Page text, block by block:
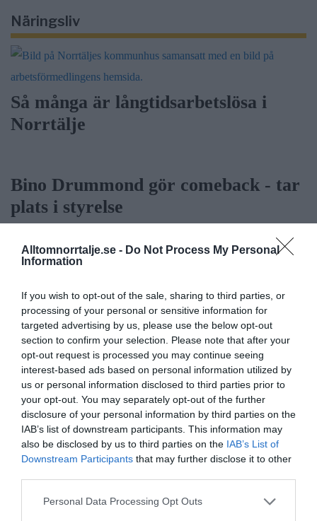
Alltomnorrtalje.se - Do Not Process My Personal
Information
If you wish to opt-out of the sale, sharing to third parties, or
processing of your personal or sensitive information for
targeted advertising by us, please use the below opt-out
section to confirm your selection. Please note that after your
opt-out request is processed you may continue seeing
interest-based ads based on personal information utilized by
us or personal information disclosed to third parties prior to
your opt-out. You may separately opt-out of the further
disclosure of your personal information by third parties on the
IAB’s list of downstream participants. This information may
also be disclosed by us to third parties on the IAB’s List of
Downstream Participants that may further disclose it to other
Personal Data Processing Opt Outs
Näringsliv
Så många är långtidsarbetslösa i
Norrtälje
Bino Drummond gör comeback - tar
plats i styrelse
Säkerhetslösningar i Norrtälje – allt
fler väljer inbrottslarm,
kameraövervakning och passersystem
Sport
Rospiggarna laddar för
hemmamatch mot serieledarna
BKV går med i nytt fotbollsnätverk
med AIK